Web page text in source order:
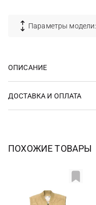
Параметры модели:
ОПИСАНИЕ
ДОСТАВКА И ОПЛАТА
ПОХОЖИЕ ТОВАРЫ